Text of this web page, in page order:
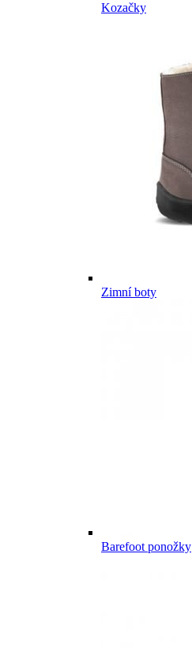
Kozačky
Zimní boty
Barefoot ponožky